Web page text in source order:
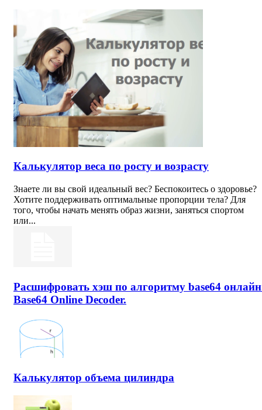
Калькулятор веса по росту и возрасту
Знаете ли вы свой идеальный вес? Беспокоитесь о здоровье?
Хотите поддерживать оптимальные пропорции тела? Для
того, чтобы начать менять образ жизни, заняться спортом
или...
Расшифровать хэш по алгоритму base64
Base64 Online Decoder.
Калькулятор объема цилиндра